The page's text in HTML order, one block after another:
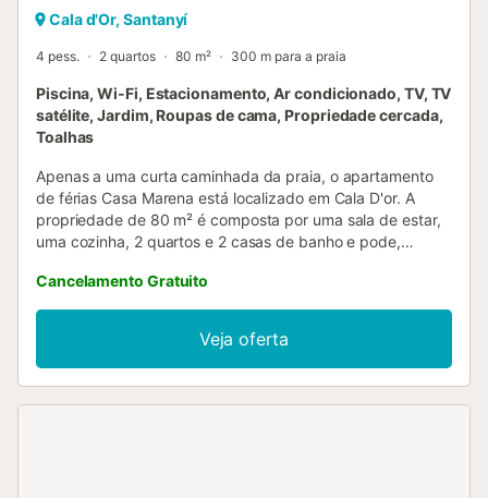
Cala d'Or, Santanyí
4 pess. 2 quartos 80 m² 300 m para a praia
Piscina, Wi-Fi, Estacionamento, Ar condicionado, TV, TV
satélite, Jardim, Roupas de cama, Propriedade cercada,
Toalhas
Apenas a uma curta caminhada da praia, o apartamento
de férias Casa Marena está localizado em Cala D'or. A
propriedade de 80 m² é composta por uma sala de estar,
uma cozinha, 2 quartos e 2 casas de banho e pode,
adicionais incluem Wi-Fi de alta velocidade (adequado
para chamadas de vídeo) com um espaço de trabalho
dedicado para escritório em casa, uma televisão, ar
condicionado, bem como uma máquina de lavar roupa. Um
berço e uma cadeira alta também estão disponíveis. Este
Cancelamento Gratuito
Veja oferta